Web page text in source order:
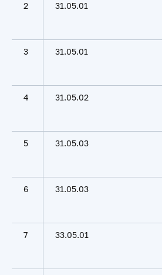
2 31.05.01
3 31.05.01
4 31.05.02
5 31.05.03
6 31.05.03
7 33.05.01